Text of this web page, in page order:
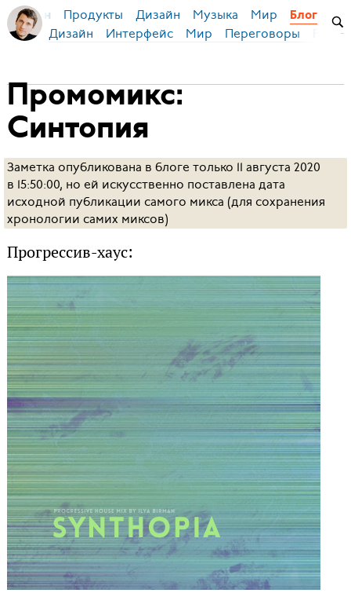
Бирман Продукты Дизайн Музыка Мир Блог
Дизайн Интерфейс Мир Переговоры
Промомикс:
Синтопия
Заметка опубликована в блоге только 11 августа 2020
в 15:50:00, но ей искусственно поставлена дата
исходной публикации самого микса (для сохранения
хронологии самих миксов)
Прогрессив-хаус: